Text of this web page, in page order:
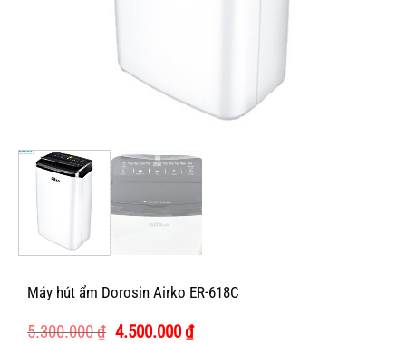
Máy hút ẩm Dorosin Airko ER-618C
5.300.000₫ Giá
4.500.000₫Giá